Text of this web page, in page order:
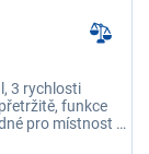
3 rychlosti
funkce
pro místnost o